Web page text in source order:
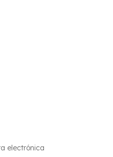
electrónica